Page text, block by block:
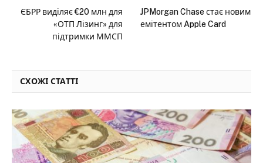
ЄБРР виділяє €20 млн для
«ОТП Лізинг» для
підтримки ММСП
JPMorgan Chase стає новим
емітентом Apple Card
СХОЖІ СТАТТІ